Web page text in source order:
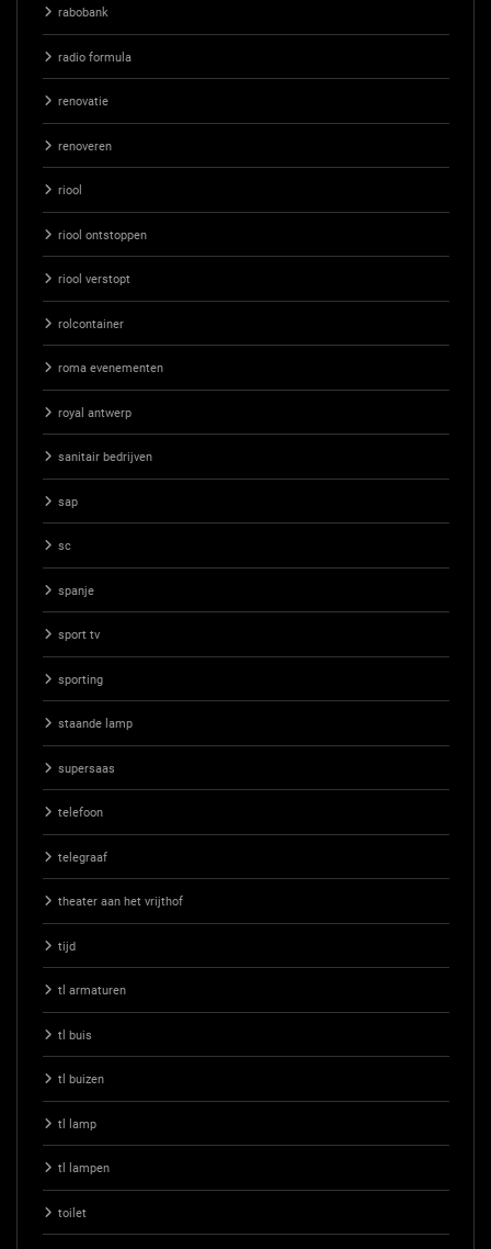
rabobank
radio formula
renovatie
renoveren
riool
riool ontstoppen
riool verstopt
rolcontainer
roma evenementen
royal antwerp
sanitair bedrijven
sap
sc
spanje
sport tv
sporting
staande lamp
supersaas
telefoon
telegraaf
theater aan het vrijthof
tijd
tl armaturen
tl buis
tl buizen
tl lamp
tl lampen
toilet